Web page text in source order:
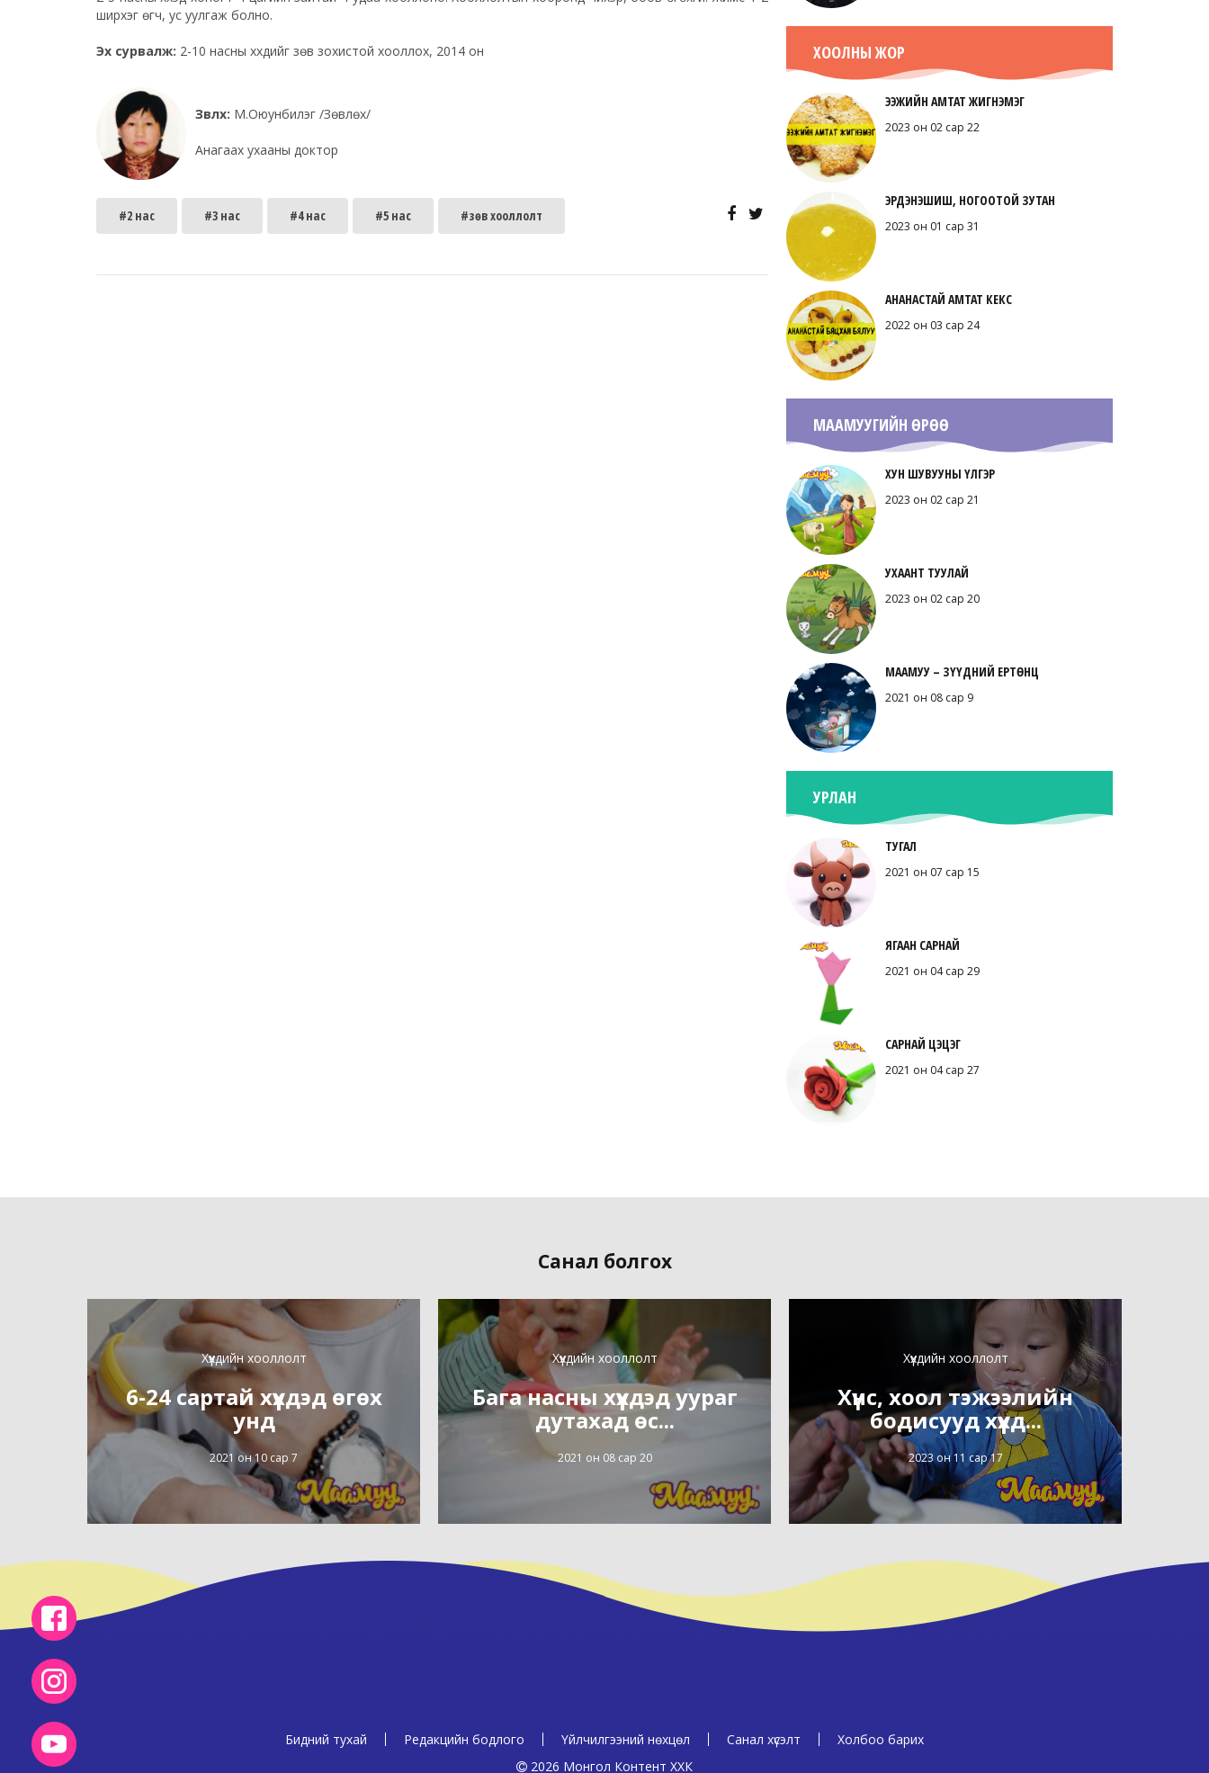
ширхэг өгч, ус уулгаж болно.
Эх сурвалж: 2-10 насны хүүхдийг зөв зохистой хооллох, 2014 он
Зөвлөх: М.Оюунбилэг /Зөвлөх/
Анагаах ухааны доктор
#2 нас #3 нас #4 нас #5 нас #зөв хооллолт
ХООЛНЫ ЖОР
ЭЭЖИЙН АМТАТ ЖИГНЭМЭГ
2023 он 02 сар 22
ЭРДЭНЭШИШ, НОГООТОЙ ЗУТАН
2023 он 01 сар 31
АНАНАСТАЙ АМТАТ КЕКС
2022 он 03 сар 24
МААМУУГИЙН ӨРӨӨ
ХУН ШУВУУНЫ ҮЛГЭР
2023 он 02 сар 21
УХААНТ ТУУЛАЙ
2023 он 02 сар 20
МААМУУ – ЗҮҮДНИЙ ЕРТӨНЦ
2021 он 08 сар 9
УРЛАН
ТУГАЛ
2021 он 07 сар 15
ЯГААН САРНАЙ
2021 он 04 сар 29
САРНАЙ ЦЭЦЭГ
2021 он 04 сар 27
Санал болгох
Хүүхдийн хооллолт
6-24 сартай хүүхдэд өгөх
унд
2021 он 10 сар 7
Хүүхдийн хооллолт
Бага насны хүүхдэд уураг
дутахад өс...
2021 он 08 сар 20
Хүүхдийн хооллолт
Хүнс, хоол тэжээлийн
бодисууд хүүхд...
2023 он 11 сар 17
Бидний тухай Редакцийн бодлого Үйлчилгээний нөхцөл Санал хүсэлт
Холбоо барих
2026 Монгол Контент ХХК